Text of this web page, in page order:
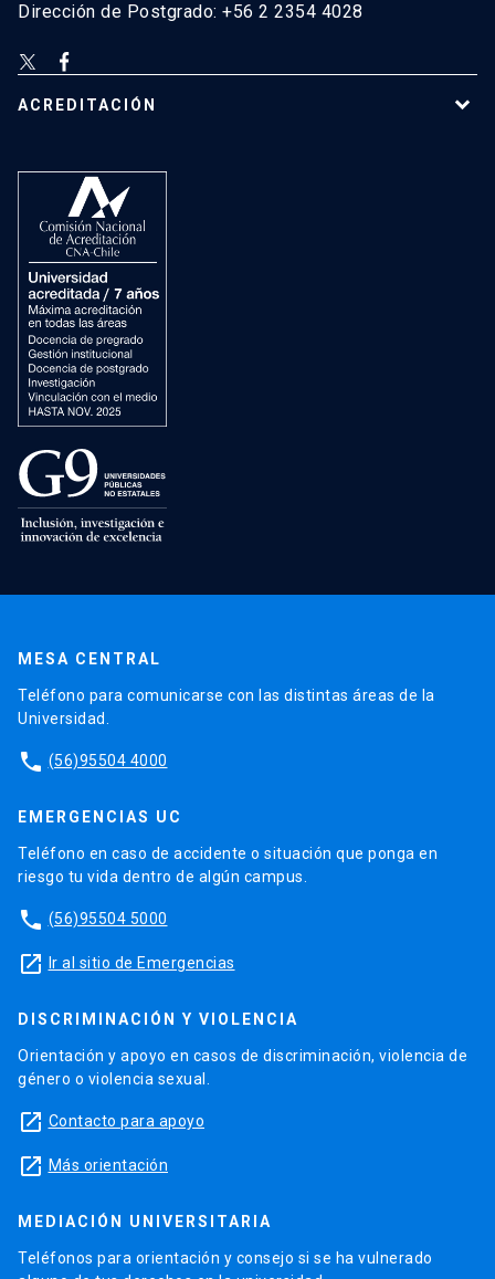
Dirección de Postgrado: +56 2 2354 4028
ACREDITACIÓN
MESA CENTRAL
Teléfono para comunicarse con las distintas áreas de la
Universidad.
phone (56)95504 4000
EMERGENCIAS UC
Teléfono en caso de accidente o situación que ponga en
riesgo tu vida dentro de algún campus.
phone (56)95504 5000
launch Ir al sitio de Emergencias
DISCRIMINACIÓN Y VIOLENCIA
Orientación y apoyo en casos de discriminación, violencia de
género o violencia sexual.
launch Contacto para apoyo
launch Más orientación
MEDIACIÓN UNIVERSITARIA
Teléfonos para orientación y consejo si se ha vulnerado